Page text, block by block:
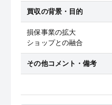
買収の背景・目的
損保事業の拡大
ショップとの融合
その他コメント・備考